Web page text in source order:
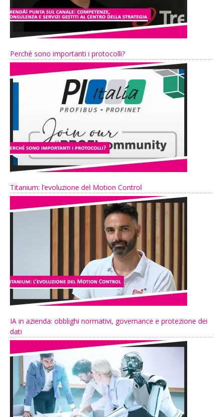
Perché sono importanti i protocolli?
Titanium: l’evoluzione del Motion Control
IA in azienda: obblighi normativi, governance e protezione dei
dati